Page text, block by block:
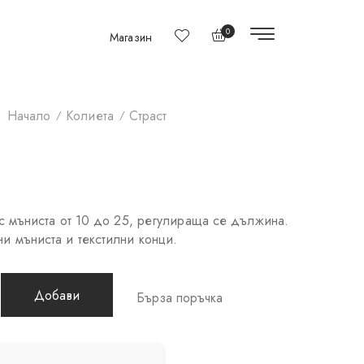
Магазин 0
Начало Колиета Страст
мъниста от 10 до 25, регулираща се дължина.
мъниста и текстилни конци.
Добави Бърза поръчка